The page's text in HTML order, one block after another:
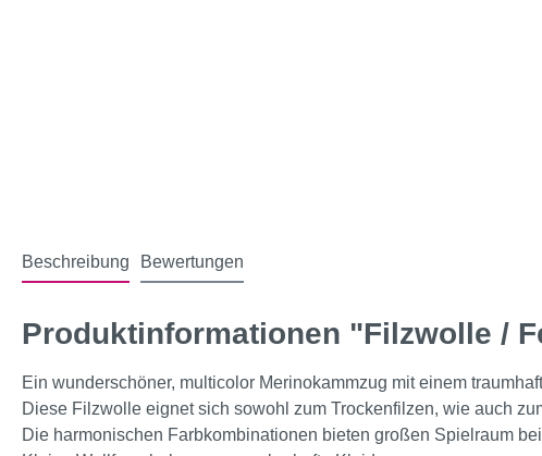
Beschreibung Bewertungen
Produktinformationen "Filzwolle /
Ein wunderschöner, multicolor Merinokammzug mit einem
Diese Filzwolle eignet sich sowohl zum Trockenfilzen, wie auch
Die harmonischen Farbkombinationen bieten großen Spielraum